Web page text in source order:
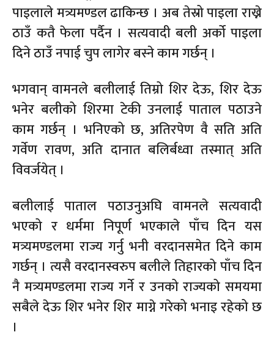
पाइलाले मत्र्यमण्डल ढाकिन्छ । अब तेस्रो पाइला राख्ने
ठाउँ कतै फेला पर्दैन । सत्यवादी बली अर्को पाइला
दिने ठाउँ नपाई चुप लागेर बस्ने काम गर्छन् ।
भगवान् वामनले बलीलाई तिम्रो शिर देऊ, शिर देऊ
भनेर बलीको शिरमा टेकी उनलाई पाताल पठाउने
काम गर्छन् । भनिएको छ, अतिरपेण वै सति अति
गर्वेण रावण, अति दानात बलिर्बध्वा तस्मात् अति
विवर्जयेत् ।
बलीलाई पाताल पठाउनुअघि वामनले सत्यवादी
भएको र धर्ममा निपूर्ण भएकाले पाँच दिन यस
मत्र्यमण्डलमा राज्य गर्नु भनी वरदानसमेत दिने काम
गर्छन् । त्यसै वरदानस्वरुप बलीले तिहारको पाँच दिन
नै मत्र्यमण्डलमा राज्य गर्ने र उनको राज्यको समयमा
सबैले देऊ शिर भनेर शिर माग्ने गरेको भनाइ रहेको छ
।